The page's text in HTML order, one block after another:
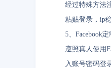
经过特殊方法
粘贴登录，ip
5、Facebook
遵照真人使用
入账号密码登